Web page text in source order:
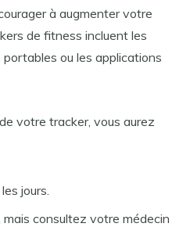
à augmenter votre
de fitness incluent les
ou les applications
votre tracker, vous aurez
jours.
consultez votre médecin